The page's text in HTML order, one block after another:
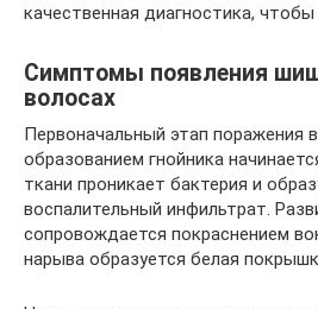
качественная диагностика,
Симптомы появления
волосах
Первоначальный этап поражения
образованием гнойника
ткани проникает бактерия и
воспалительный инфильтрат.
сопровождается покраснением
нарыва образуется белая